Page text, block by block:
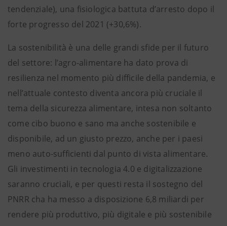
tendenziale), una fisiologica battuta d’arresto dopo il
forte progresso del 2021 (+30,6%).
La sostenibilità è una delle grandi sfide per il futuro
del settore: l’agro-alimentare ha dato prova di
resilienza nel momento più difficile della pandemia, e
nell’attuale contesto diventa ancora più cruciale il
tema della sicurezza alimentare, intesa non soltanto
come cibo buono e sano ma anche sostenibile e
disponibile, ad un giusto prezzo, anche per i paesi
meno auto-sufficienti dal punto di vista alimentare.
Gli investimenti in tecnologia 4.0 e digitalizzazione
saranno cruciali, e per questi resta il sostegno del
PNRR cha ha messo a disposizione 6,8 miliardi per
rendere più produttivo, più digitale e più sostenibile